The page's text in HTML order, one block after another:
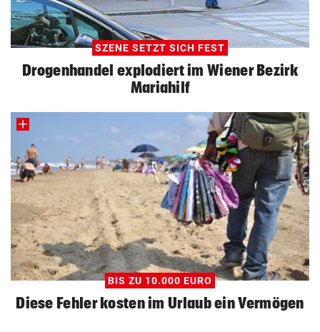
SZENE SETZT SICH FEST
Drogenhandel explodiert im Wiener Bezirk
Mariahilf
BIS ZU 10.000 EURO
Diese Fehler kosten im Urlaub ein Vermögen